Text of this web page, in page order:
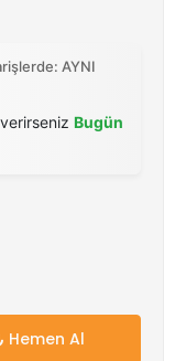
AYNI
Bugün
Hemen Al